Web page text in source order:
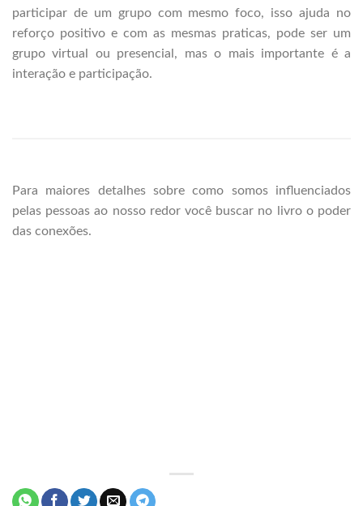
participar de um grupo com mesmo foco, isso ajuda no
reforço positivo e com as mesmas praticas, pode ser um
grupo virtual ou presencial, mas o mais importante é a
interação e participação.
Para maiores detalhes sobre como somos influenciados
pelas pessoas ao nosso redor você buscar no livro o poder
das conexões.